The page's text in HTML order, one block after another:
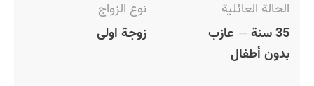
الحالة العائلية
35 سنة
عازب
بدون أطفال
نوع الزواج
زوجة اولى